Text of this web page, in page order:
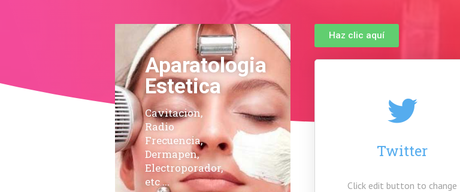
Aparatologia
Estetica
Cavitacion,
Radio
Frecuencia,
Dermapen,
Electroporador,
etc ...
Haz clic aquí
Twitter
Click edit button to change